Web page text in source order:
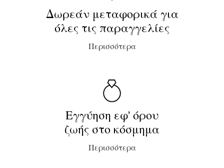
Δωρεάν μεταφορικά για
όλες τις παραγγελίες
Περισσότερα
Εγγύηση εφ' όρου
ζωής στο κόσμημα
Περισσότερα